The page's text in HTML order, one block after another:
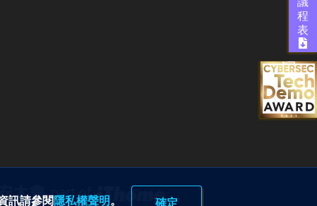
訊請參閱隱私權聲明。 確定
程
表
part of